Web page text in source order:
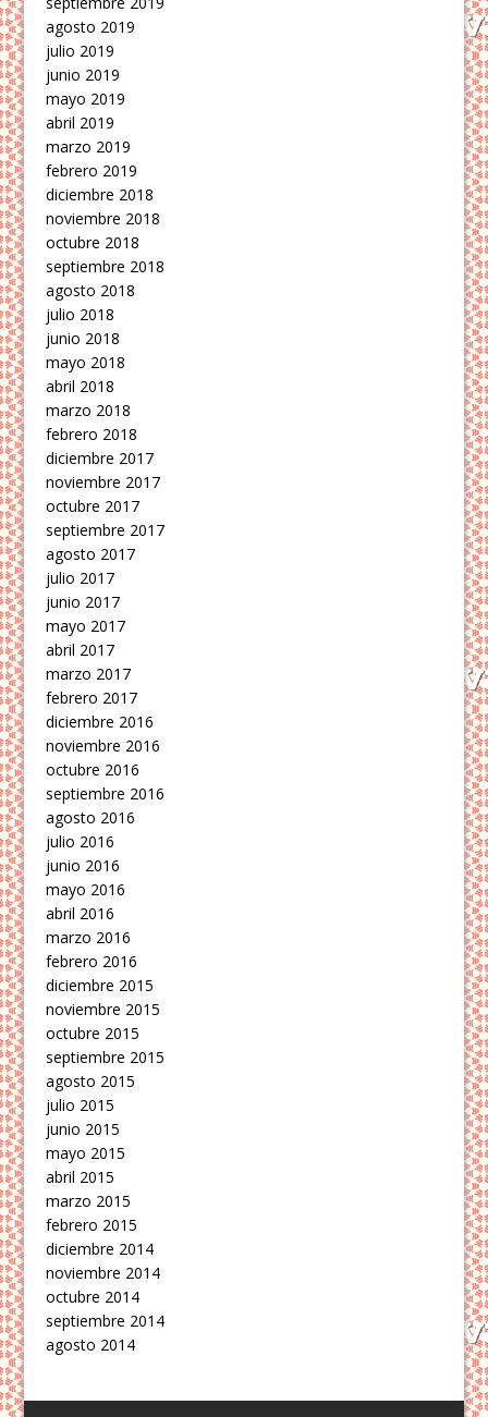
agosto 2019
julio 2019
junio 2019
mayo 2019
abril 2019
marzo 2019
febrero 2019
diciembre 2018
noviembre 2018
octubre 2018
septiembre 2018
agosto 2018
julio 2018
junio 2018
mayo 2018
abril 2018
marzo 2018
febrero 2018
diciembre 2017
noviembre 2017
octubre 2017
septiembre 2017
agosto 2017
julio 2017
junio 2017
mayo 2017
abril 2017
marzo 2017
febrero 2017
diciembre 2016
noviembre 2016
octubre 2016
septiembre 2016
agosto 2016
julio 2016
junio 2016
mayo 2016
abril 2016
marzo 2016
febrero 2016
diciembre 2015
noviembre 2015
octubre 2015
septiembre 2015
agosto 2015
julio 2015
junio 2015
mayo 2015
abril 2015
marzo 2015
febrero 2015
diciembre 2014
noviembre 2014
octubre 2014
septiembre 2014
agosto 2014